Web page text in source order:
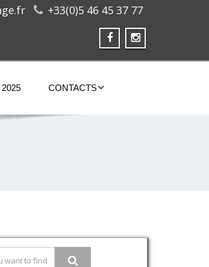
+33(0)5 46 45 37 77
CONTACTS